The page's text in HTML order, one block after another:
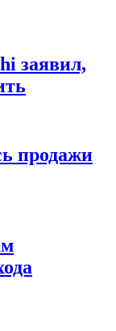
заявил,
продажи